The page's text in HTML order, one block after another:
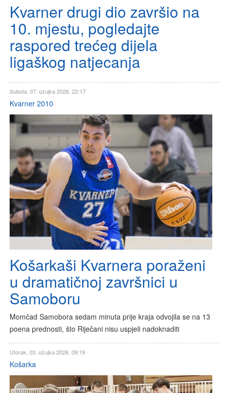
Kvarner drugi dio završio na
10. mjestu, pogledajte
raspored trećeg dijela
ligaškog natjecanja
Subota, 07. ožujka 2026. 22:17
Kvarner 2010
Košarkaši Kvarnera poraženi
u dramatičnoj završnici u
Samoboru
Momčad Samobora sedam minuta prije kraja odvojila se na 13
poena prednosti, što Riječani nisu uspjeli nadoknaditi
Utorak, 03. ožujka 2026. 09:19
Košarka